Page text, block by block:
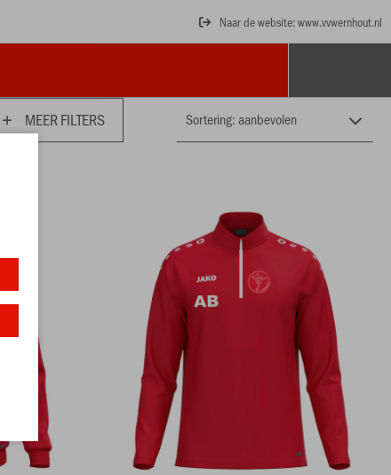
Naar de website: www.vvwernhout.nl
MEER FILTERS